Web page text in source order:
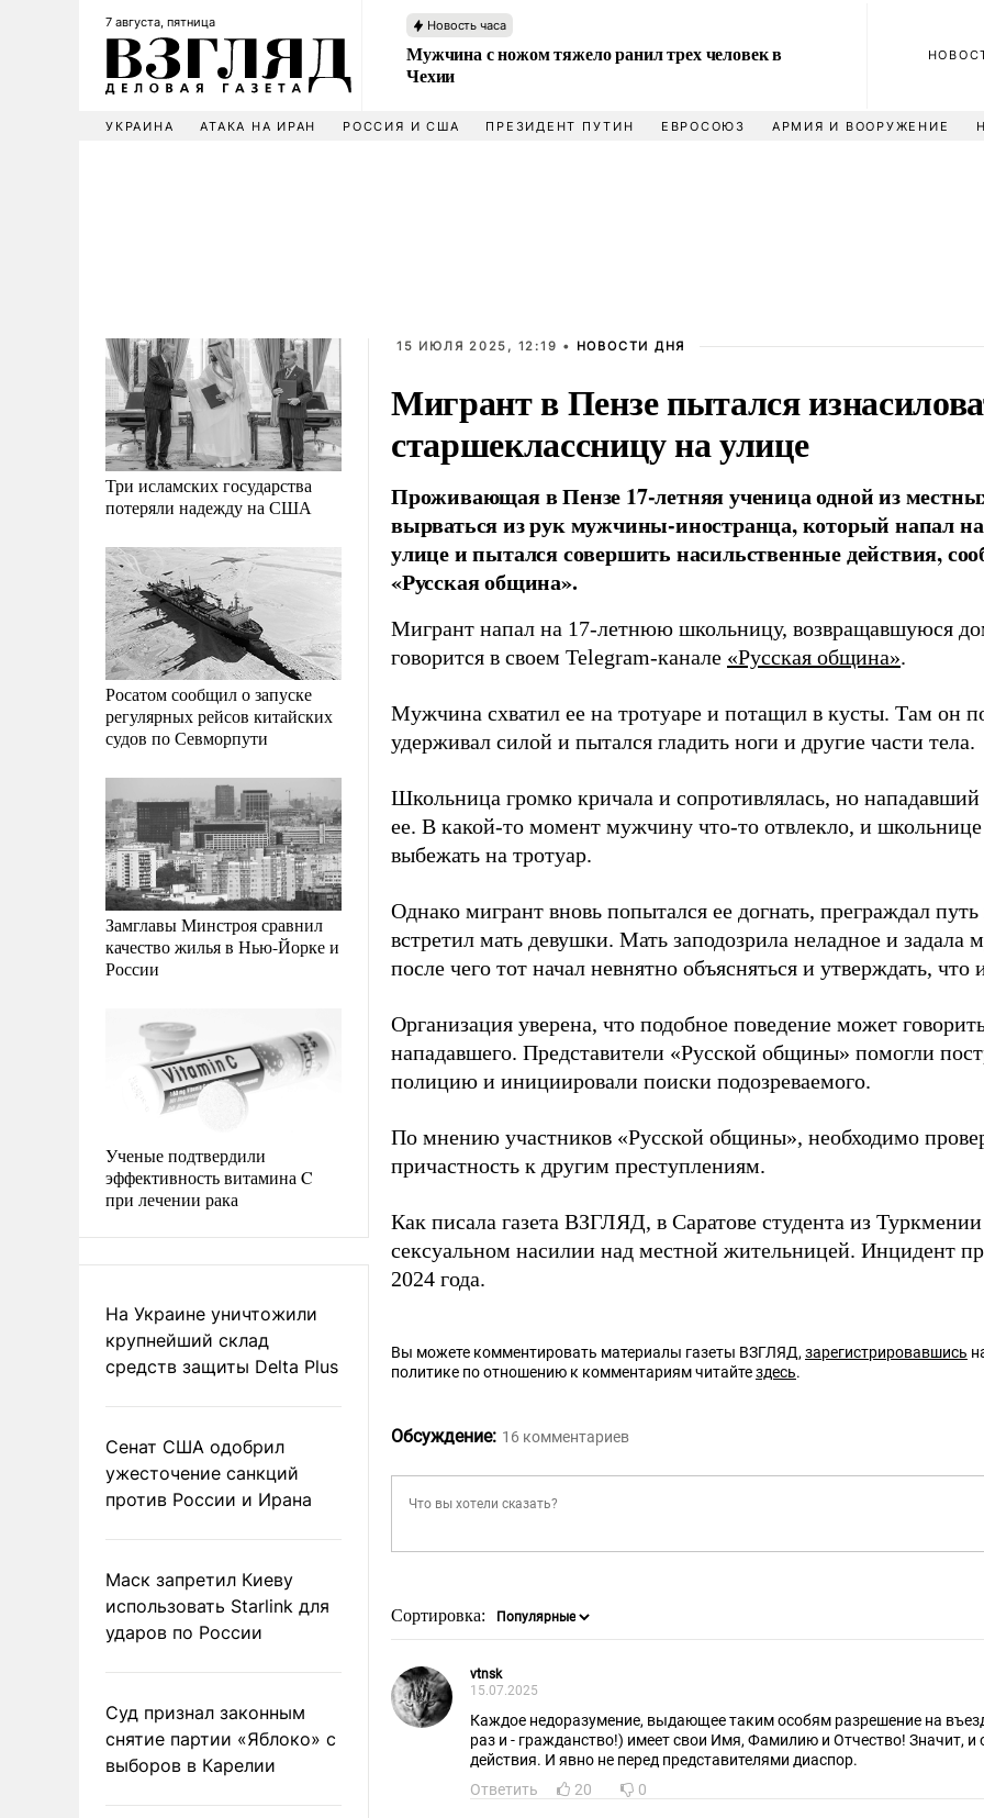
7 августа, пятница Новость часа
Мужчина с ножом тяжело ранил трех человек в
Чехии
УКРАИНА АТАКА НА ИРАН РОССИЯ И США ПРЕЗИДЕНТ ПУТИН ЕВРОСОЮЗ АРМИЯ И ВООРУЖЕНИЕ
Три исламских государства
потеряли надежду на США
Росатом сообщил о запуске
регулярных рейсов китайских
судов по Севморпути
Замглавы Минстроя сравнил
качество жилья в Нью-Йорке и
России
Ученые подтвердили
эффективность витамина C
при лечении рака
На Украине уничтожили
крупнейший склад
средств защиты Delta Plus
Сенат США одобрил
ужесточение санкций
против России и Ирана
Маск запретил Киеву
использовать Starlink для
ударов по России
Суд признал законным
снятие партии «Яблоко» с
выборов в Карелии
15 ИЮЛЯ 2025, 12:19 • НОВОСТИ ДНЯ
Мигрант в Пензе пытался
старшеклассницу на улице
Проживающая в Пензе 17-летняя ученица одной из
вырваться из рук мужчины-иностранца, который напал
улице и пытался совершить насильственные действия,
«Русская община».
Мигрант напал на 17-летнюю школьницу, возвращавшуюся
говорится в своем Telegram-канале «Русская община».
Мужчина схватил ее на тротуаре и потащил в кусты. Там он
удерживал силой и пытался гладить ноги и другие части тела.
Школьница громко кричала и сопротивлялась, но
ее. В какой-то момент мужчину что-то отвлекло, и школьнице
выбежать на тротуар.
Однако мигрант вновь попытался ее догнать, преграждал
встретил мать девушки. Мать заподозрила неладное и
после чего тот начал невнятно объясняться и утверждать, что
Организация уверена, что подобное поведение может
нападавшего. Представители «Русской общины» помогли
полицию и инициировали поиски подозреваемого.
По мнению участников «Русской общины», необходимо
причастность к другим преступлениям.
Как писала газета ВЗГЛЯД, в Саратове студента из Туркмении
сексуальном насилии над местной жительницей. Инцидент
2024 года.
Вы можете комментировать материалы газеты ВЗГЛЯД, зарегистрировавшись
политике по отношению к комментариям читайтездесь.
Обсуждение: 16 комментариев
Сортировка:
vtnsk
15.07.2025
Каждое недоразумение, выдающее таким особям разрешение на
раз и - гражданство!) имеет свои Имя, Фамилию и Отчество! Значит, и
действия. И явно не перед представителями диаспор.
Ответить
20 0